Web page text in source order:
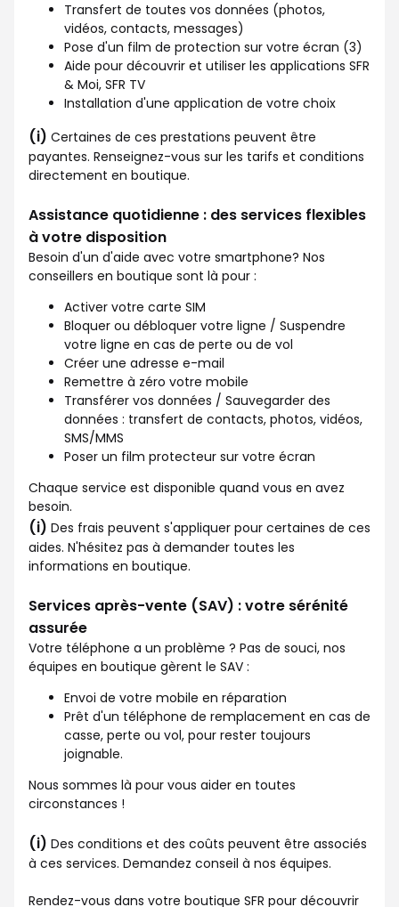
Transfert de toutes vos données (photos,
vidéos, contacts, messages)
Pose d'un film de protection sur votre écran (3)
Aide pour découvrir et utiliser les applications SFR
& Moi, SFR TV
Installation d'une application de votre choix
(i) Certaines de ces prestations peuvent être
payantes. Renseignez-vous sur les tarifs et conditions
directement en boutique.
Assistance quotidienne : des services flexibles
à votre disposition
Besoin d'un d'aide avec votre smartphone? Nos
conseillers en boutique sont là pour :
Activer votre carte SIM
Bloquer ou débloquer votre ligne / Suspendre
votre ligne en cas de perte ou de vol
Créer une adresse e-mail
Remettre à zéro votre mobile
Transférer vos données / Sauvegarder des
données : transfert de contacts, photos, vidéos,
SMS/MMS
Poser un film protecteur sur votre écran
Chaque service est disponible quand vous en avez
besoin.
(i) Des frais peuvent s'appliquer pour certaines de ces
aides. N'hésitez pas à demander toutes les
informations en boutique.
Services après-vente (SAV) : votre sérénité
assurée
Votre téléphone a un problème ? Pas de souci, nos
équipes en boutique gèrent le SAV :
Envoi de votre mobile en réparation
Prêt d'un téléphone de remplacement en cas de
casse, perte ou vol, pour rester toujours
joignable.
Nous sommes là pour vous aider en toutes
circonstances !
(i) Des conditions et des coûts peuvent être associés
à ces services. Demandez conseil à nos équipes.
Rendez-vous dans votre boutique SFR pour découvrir